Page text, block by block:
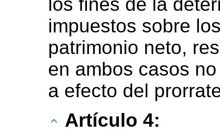
impuestos sobre
patrimonio neto,
en ambos casos
a efecto del
Artículo 4: